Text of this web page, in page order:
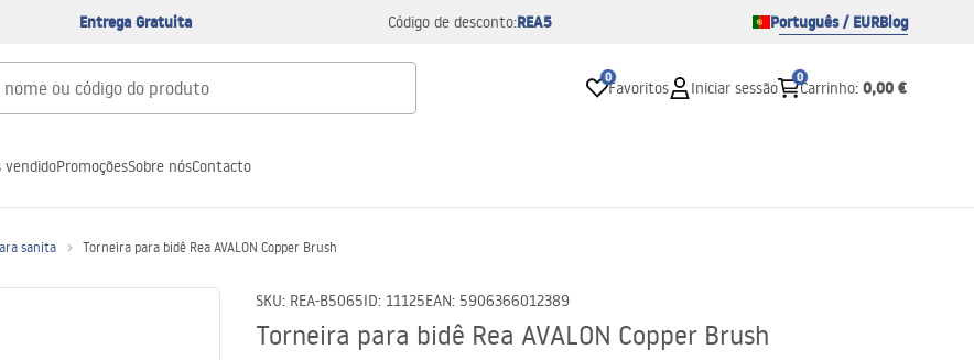
Entrega Gratuita Código de desconto:REA5 Português / EURBlog
0
Favoritos Iniciar sessão
0
Carrinho: 0,00 €
vendidoPromoçõesSobre nósContacto
sanita Torneira para bidê Rea AVALON Copper Brush
SKU: REA-B5065ID: 11125EAN: 5906366012389
Torneira para bidê Rea AVALON Copper Brush